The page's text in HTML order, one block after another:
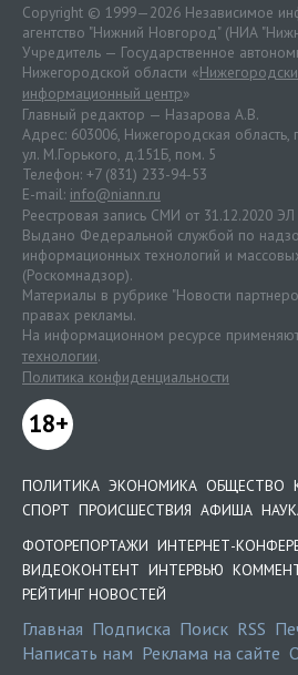
Copyright © 1999—2026 Независимое
агентство "Нижний Новгород" (НИА
Учредитель — Государственное
Нижегородской области «
информационный центр»
Главный редактор — Назарова А.В.
Адрес: 603006, Нижегородская
ул. М.Горького, д.151Б, пом. 5
Телефон: +7 (831) 233-94-53
E-mail: info@niann.ru
Реестровая запись СМИ от 31.12.2020
Выдано Федеральной службой по
информационных технологий и
(Роскомнадзор).
Материалы в рубрике "Новости
правах рекламы.
На информационном ресурсе
технологии.
Политика конфиденциальности
18+
ПОЛИТИКА ЭКОНОМИКА ОБЩЕСТВО
СПОРТ ПРОИСШЕСТВИЯ АФИША
ФОТОРЕПОРТАЖИ ИНТЕРНЕТ-
ВИДЕОКОНТЕНТ ИНТЕРВЬЮ
РЕЙТИНГ НОВОСТЕЙ
Главная Подписка Поиск RSS
Написать нам Реклама на сайте